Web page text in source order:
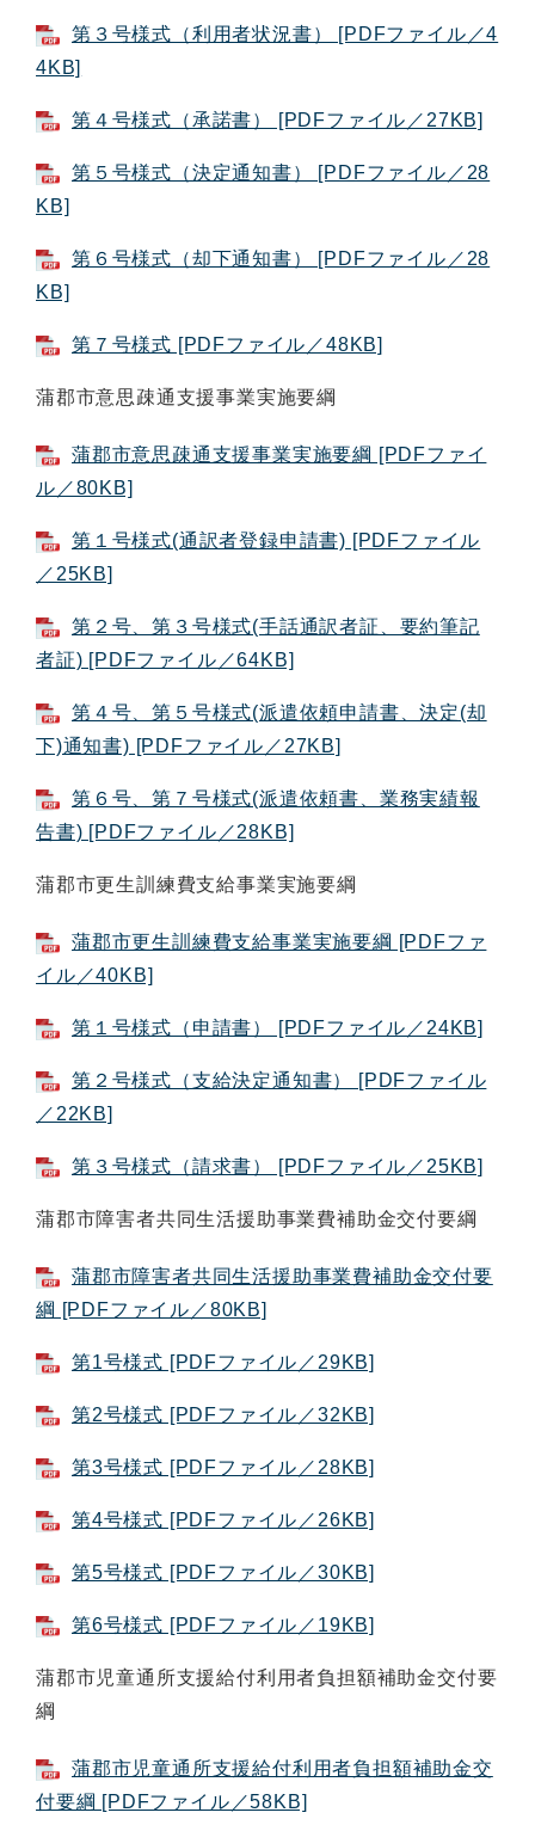
第３号様式（利用者状況書） [PDFファイル／4
4KB]
第４号様式（承諾書） [PDFファイル／27KB]
第５号様式（決定通知書） [PDFファイル／28
KB]
第６号様式（却下通知書） [PDFファイル／28
KB]
第７号様式 [PDFファイル／48KB]
蒲郡市意思疎通支援事業実施要綱
蒲郡市意思疎通支援事業実施要綱 [PDFファイ
ル／80KB]
第１号様式(通訳者登録申請書) [PDFファイル
／25KB]
第２号、第３号様式(手話通訳者証、要約筆記
者証) [PDFファイル／64KB]
第４号、第５号様式(派遣依頼申請書、決定(却
下)通知書) [PDFファイル／27KB]
第６号、第７号様式(派遣依頼書、業務実績報
告書) [PDFファイル／28KB]
蒲郡市更生訓練費支給事業実施要綱
蒲郡市更生訓練費支給事業実施要綱 [PDFファ
イル／40KB]
第１号様式（申請書） [PDFファイル／24KB]
第２号様式（支給決定通知書） [PDFファイル
／22KB]
第３号様式（請求書） [PDFファイル／25KB]
蒲郡市障害者共同生活援助事業費補助金交付要綱
蒲郡市障害者共同生活援助事業費補助金交付要
綱 [PDFファイル／80KB]
第1号様式 [PDFファイル／29KB]
第2号様式 [PDFファイル／32KB]
第3号様式 [PDFファイル／28KB]
第4号様式 [PDFファイル／26KB]
第5号様式 [PDFファイル／30KB]
第6号様式 [PDFファイル／19KB]
蒲郡市児童通所支援給付利用者負担額補助金交付要
綱
蒲郡市児童通所支援給付利用者負担額補助金交
付要綱 [PDFファイル／58KB]